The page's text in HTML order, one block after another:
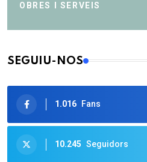
OBRES I SERVEIS
SEGUIU-NOS
1.016 Fans
10.245 Seguidors